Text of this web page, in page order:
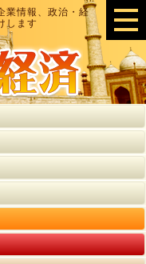
業情報、政治・経
します